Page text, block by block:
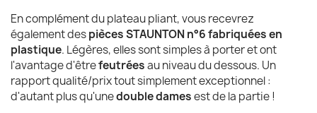
En complément du plateau pliant, vous recevrez
également despièces STAUNTON n°6 fabriquées en
plastique. Légères, elles sont simples à porter et ont
l'avantage d'êtrefeutréesau niveau du dessous. Un
rapport qualité/prix tout simplement exceptionnel :
d'autant plus qu'unedouble damesest de la partie !